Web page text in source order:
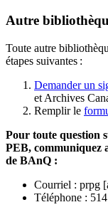
Autre
Toute autre
étapes suivantes :
Demander un
et Archives
Remplir le f
Pour toute question
PEB, communiquez
de BAnQ :
Courriel : prpg
Téléphone :